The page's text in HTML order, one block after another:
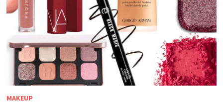
MAKEUP